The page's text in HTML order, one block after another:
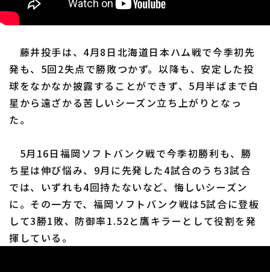
藤井投手は、4月8日北海道日本ハム戦で今季初先
発も、5回2失点で勝敗つかず。以降も、安定した投
球をなかなか披露することができず、5月半ばまで白
星から遠ざかる苦しいシーズン立ち上がりとなっ
た。
5月16日福岡ソフトバンク戦で今季初勝利も、勝
ち星は伸び悩み、9月に先発した4試合のうち3試合
では、いずれも4回持たないなど、悔しいシーズン
に。その一方で、福岡ソフトバンク戦は5試合に登板
して3勝1敗、防御率1.52と鷹キラーとして役割を発
揮している。